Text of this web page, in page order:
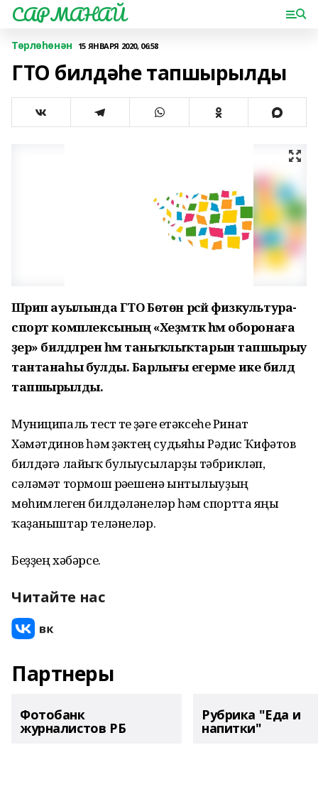
САРМАНАЙ
Төрлөһөнән 15 ЯНВАРЯ 2020, 06:58
ГТО билдәһе тапшырылды
Шәрип ауылында ГТО Бөтөн рәсәй физкультура-
спорт комплексының «Хеҙмәткә һәм оборонаға
әҙер» билдәләрен һәм таныҡлыҡтарын тапшырыу
тантанаһы булды. Барлығы егерме ике билдә
тапшырылды.
Муниципаль тест үтеү үҙәге етәксеһе Ринат
Хәмәтдинов һәм үҙәктең судьяһы Рәдис Ҡифәтов
билдәгә лайыҡ булыусыларҙы тәбрикләп,
сәләмәт тормош рәүешенә ынтылыуҙың
мөһимлеген билдәләнеләр һәм спортта яңы
ҡаҙаныштар теләнеләр.
Беҙҙең хәбәрсе.
Читайте нас
Партнеры
Фотобанк
журналистов РБ
Рубрика "Еда и
напитки"